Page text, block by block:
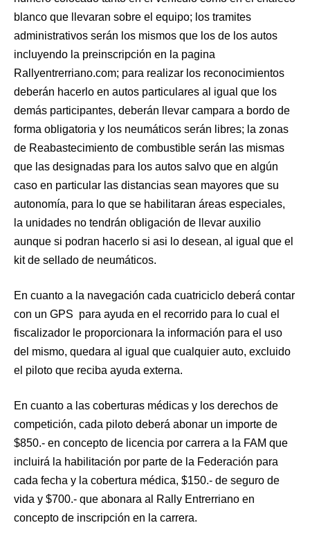
blanco que llevaran sobre el equipo; los tramites
administrativos serán los mismos que los de los autos
incluyendo la preinscripción en la pagina
Rallyentrerriano.com; para realizar los reconocimientos
deberán hacerlo en autos particulares al igual que los
demás participantes, deberán llevar campara a bordo de
forma obligatoria y los neumáticos serán libres; la zonas
de Reabastecimiento de combustible serán las mismas
que las designadas para los autos salvo que en algún
caso en particular las distancias sean mayores que su
autonomía, para lo que se habilitaran áreas especiales,
la unidades no tendrán obligación de llevar auxilio
aunque si podran hacerlo si asi lo desean, al igual que el
kit de sellado de neumáticos.
En cuanto a la navegación cada cuatriciclo deberá contar
con un GPS para ayuda en el recorrido para lo cual el
fiscalizador le proporcionara la información para el uso
del mismo, quedara al igual que cualquier auto, excluido
el piloto que reciba ayuda externa.
En cuanto a las coberturas médicas y los derechos de
competición, cada piloto deberá abonar un importe de
$850.- en concepto de licencia por carrera a la FAM que
incluirá la habilitación por parte de la Federación para
cada fecha y la cobertura médica, $150.- de seguro de
vida y $700.- que abonara al Rally Entrerriano en
concepto de inscripción en la carrera.